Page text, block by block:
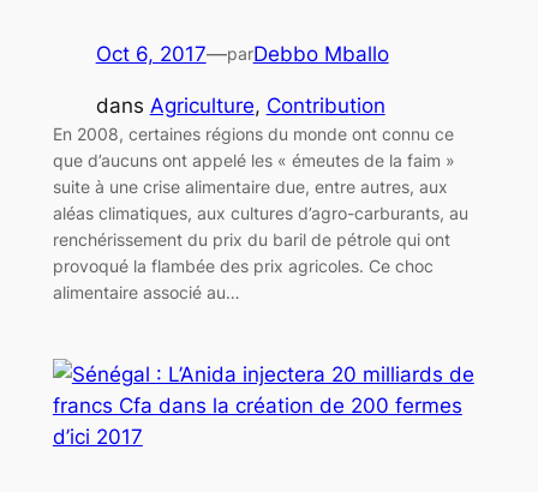
Oct 6, 2017—parDebbo Mballo
dans Agriculture, Contribution
En 2008, certaines régions du monde ont connu ce
que d’aucuns ont appelé les « émeutes de la faim »
suite à une crise alimentaire due, entre autres, aux
aléas climatiques, aux cultures d’agro-carburants, au
renchérissement du prix du baril de pétrole qui ont
provoqué la flambée des prix agricoles. Ce choc
alimentaire associé au…